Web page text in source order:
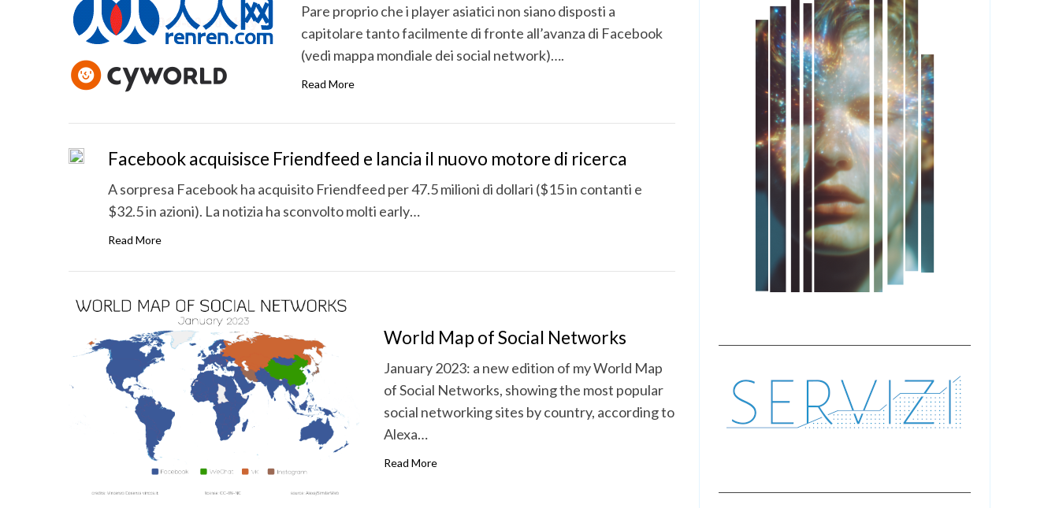
Pare proprio che i player asiatici non siano disposti a
capitolare tanto facilmente di fronte all’avanza di Facebook
(vedi mappa mondiale dei social network)….
Read More
Facebook acquisisce Friendfeed e lancia il nuovo motore di ricerca
A sorpresa Facebook ha acquisito Friendfeed per 47.5 milioni di dollari ($15 in contanti e
$32.5 in azioni). La notizia ha sconvolto molti early…
Read More
World Map of Social Networks
January 2023: a new edition of my World Map
of Social Networks, showing the most popular
social networking sites by country, according to
Alexa…
Read More
e
r
c
o
: